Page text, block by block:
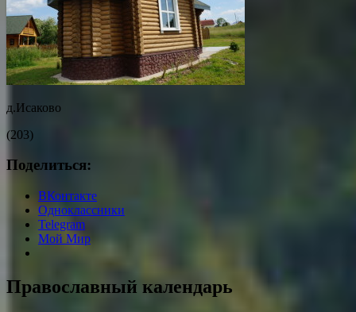
д.Исаково
(203)
Поделиться:
ВКонтакте
Одноклассники
Telegram
Мой Мир
Православный календарь